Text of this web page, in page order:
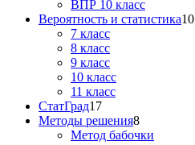
ВПР 10 класс
Вероятность и статистика10
7 класс
8 класс
9 класс
10 класс
11 класс
СтатГрад17
Методы решения8
Метод бабочки